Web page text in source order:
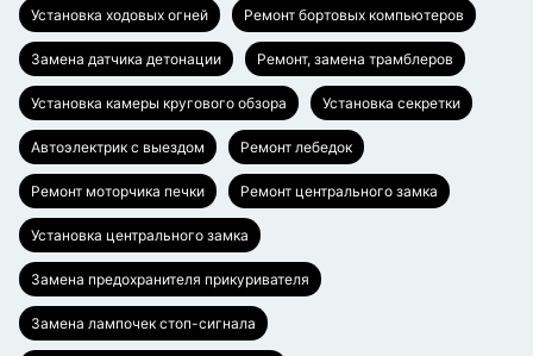
Установка ходовых огней Ремонт бортовых компьютеров
Замена датчика детонации Ремонт, замена трамблеров
Установка камеры кругового обзора Установка секретки
Автоэлектрик с выездом Ремонт лебедок
Ремонт моторчика печки Ремонт центрального замка
Установка центрального замка
Замена предохранителя прикуривателя
Замена лампочек стоп-сигнала